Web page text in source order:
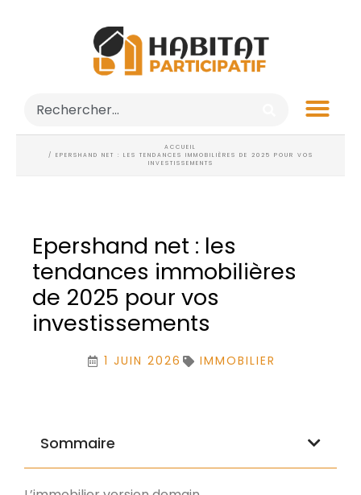
ACCUEIL
/ EPERSHAND NET : LES TENDANCES IMMOBILIÈRES DE 2025 POUR VOS
INVESTISSEMENTS
Epershand net : les
tendances immobilières
de 2025 pour vos
investissements
1 JUIN 2026 IMMOBILIER
Sommaire